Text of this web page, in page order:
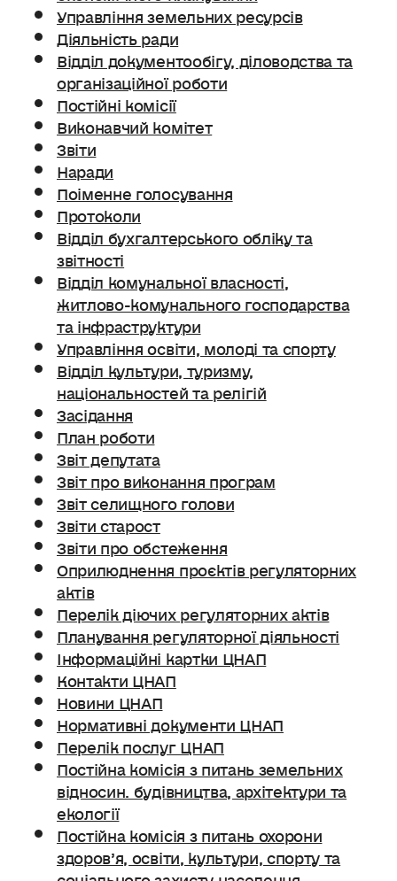
Управління земельних ресурсів
Діяльність ради
Відділ документообігу, діловодства та
організаційної роботи
Постійні комісії
Виконавчий комітет
Звіти
Наради
Поіменне голосування
Протоколи
Відділ бухгалтерського обліку та
звітності
Відділ комунальної власності,
житлово-комунального господарства
та інфраструктури
Управління освіти, молоді та спорту
Відділ культури, туризму,
національностей та релігій
Засідання
План роботи
Звіт депутата
Звіт про виконання програм
Звіт селищного голови
Звіти старост
Звіти про обстеження
Оприлюднення проєктів регуляторних
актів
Перелік діючих регуляторних актів
Планування регуляторної діяльності
Інформаційні картки ЦНАП
Контакти ЦНАП
Новини ЦНАП
Нормативні документи ЦНАП
Перелік послуг ЦНАП
Постійна комісія з питань земельних
відносин. будівництва, архітектури та
екології
Постійна комісія з питань охорони
здоров’я, освіти, культури, спорту та